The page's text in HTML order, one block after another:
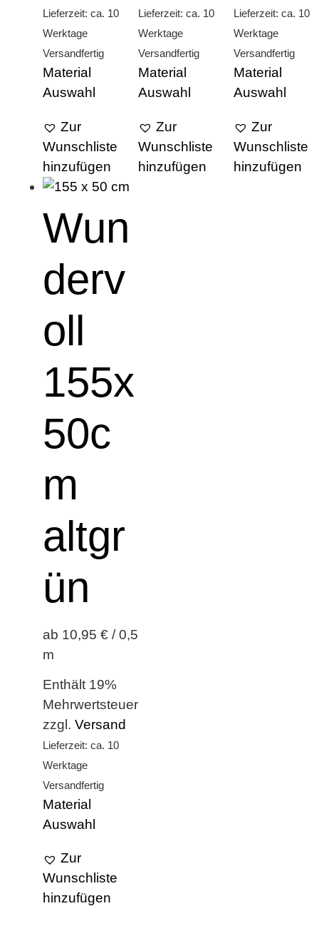
Lieferzeit: ca. 10
Werktage
Versandfertig
Material
Auswahl
Zur
Wunschliste
hinzufügen
Lieferzeit: ca. 10
Werktage
Versandfertig
Material
Auswahl
Zur
Wunschliste
hinzufügen
Lieferzeit: ca. 10
Werktage
Versandfertig
Material
Auswahl
Zur
Wunschliste
hinzufügen
Wun
derv
oll
155x
50c
m
altgr
ün
ab 10,95 € / 0,5
m
Enthält 19%
Mehrwertsteuer
zzgl. Versand
Lieferzeit: ca. 10
Werktage
Versandfertig
Material
Auswahl
Zur
Wunschliste
hinzufügen